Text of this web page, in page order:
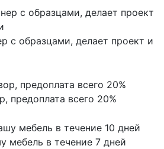
с образцами, делает проект и
предоплата всего 20%
мебель в течение 7 дней